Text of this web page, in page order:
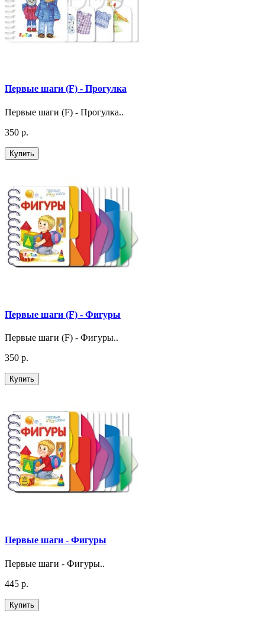
Первые шаги (F) - Прогулка
Первые шаги (F) - Прогулка..
350 р.
Купить
Первые шаги (F) - Фигуры
Первые шаги (F) - Фигуры..
350 р.
Купить
Первые шаги - Фигуры
Первые шаги - Фигуры..
445 р.
Купить